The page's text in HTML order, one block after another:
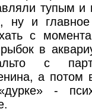
тупым и
ну и
с
в
с
а потом
-